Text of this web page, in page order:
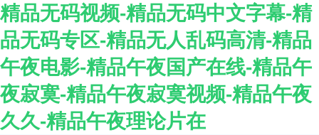
精品无码视频-精品无码中文字幕-精
品无码专区-精品无人乱码高清-精品
午夜电影-精品午夜国产在线-精品午
夜寂寞-精品午夜寂寞视频-精品午夜
久久-精品午夜理论片在